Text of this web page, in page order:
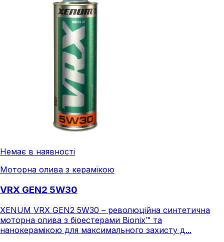
Немає в наявності
Моторна олива з керамікою
VRX GEN2 5W30
XENUM VRX GEN2 5W30 – революційна синтетична
моторна олива з біоестерами Bionix™ та
нанокерамікою для максимального захисту д...